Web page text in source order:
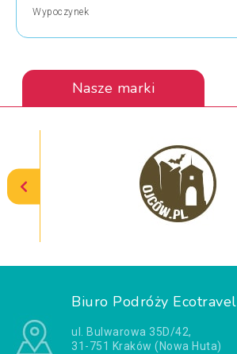
Wypoczynek
Nasze marki
Biuro Podróży Ecotravel
ul. Bulwarowa 35D/42,
31-751 Kraków (Nowa Huta)